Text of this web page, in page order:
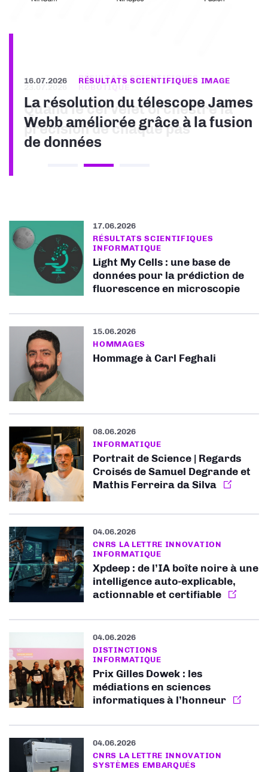
16.07.2026 RÉSULTATS SCIENTIFIQUES IMAGE
La résolution du télescope James
Webb améliorée grâce à la fusion
de données
17.06.2026
RÉSULTATS SCIENTIFIQUES
INFORMATIQUE
Light My Cells : une base de
données pour la prédiction de
fluorescence en microscopie
15.06.2026
HOMMAGES
Hommage à Carl Feghali
08.06.2026
INFORMATIQUE
Portrait de Science | Regards
Croisés de Samuel Degrande et
Mathis Ferreira da Silva
04.06.2026
CNRS LA LETTRE INNOVATION
INFORMATIQUE
Xpdeep : de l’IA boîte noire à une
intelligence auto-explicable,
actionnable et certifiable
04.06.2026
DISTINCTIONS
INFORMATIQUE
Prix Gilles Dowek : les
médiations en sciences
informatiques à l’honneur
04.06.2026
CNRS LA LETTRE INNOVATION
SYSTÈMES EMBARQUÉS